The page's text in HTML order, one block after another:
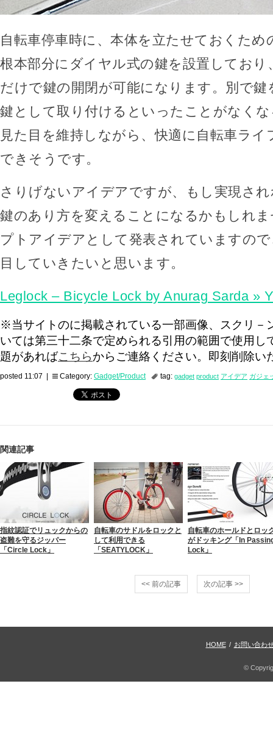
自転車停車時に、本体を立たせておくた
根本部分にダイヤル式の鍵を設置してお
だけで鍵の開閉が可能になります。別で鍵
鍵として取り付けるといったことがなく
見た目を維持しながら、快適に自転車ラ
できそうです。
さりげないアイデアですが、もし実現さ
鍵のあり方を変えることになるかもしれ
プトアイデアとして発表されていますの
目していきたいと思います。
Leglock – Bicycle Lock by Anurag Sarda »
※当サイトのに掲載されている一部画像、スクリ－
いては第三十二条で定められる引用の範囲で使用し
題があればこちらからご連絡ください。即刻削除い
posted 11:07 | Category: Gadget/Product tag: gadget product アイデア ガジェ
関連記事
指紋認証でリュックからの
盗難を守るジッパー
「Circle Lock」
自転車のサドルをロックと
して利用できる
「SEATYLOCK」
自転車のホールドとロッ
がドッキング「In
Lock」
<< 前の記事 次の記事 >>
HOME / お問い合わ
©